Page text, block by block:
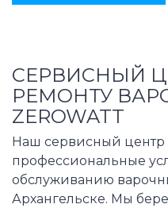
СЕРВИСНЫЙ
РЕМОНТУ
ZEROWATT
Наш сервисный центр
профессиональные
обслуживанию
Архангельске. Мы